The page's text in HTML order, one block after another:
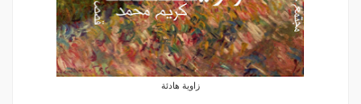
زاوية هادئة